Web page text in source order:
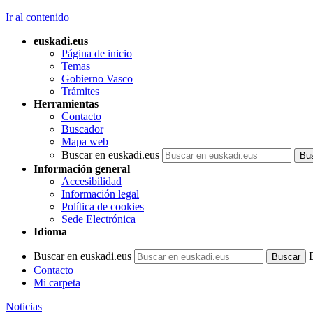
Ir al contenido
euskadi.eus
Página de inicio
Temas
Gobierno Vasco
Trámites
Herramientas
Contacto
Buscador
Mapa web
Buscar en euskadi.eus
Información general
Accesibilidad
Información legal
Política de cookies
Sede Electrónica
Idioma
Buscar en euskadi.eus
Contacto
Mi carpeta
Noticias